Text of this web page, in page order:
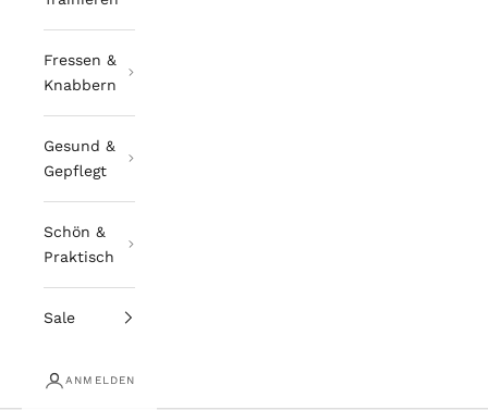
Fressen &
Knabbern
Gesund &
Gepflegt
Schön &
Praktisch
Sale
ANMELDEN